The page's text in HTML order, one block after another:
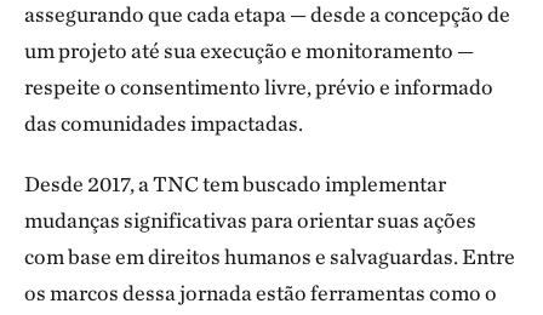
assegurando que cada etapa — desde a concepção de
um projeto até sua execução e monitoramento —
respeite o consentimento livre, prévio e informado
das comunidades impactadas.
Desde 2017, a TNC tem buscado implementar
mudanças significativas para orientar suas ações
com base em direitos humanos e salvaguardas. Entre
os marcos dessa jornada estão ferramentas como o